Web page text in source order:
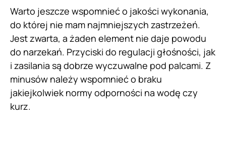
Warto jeszcze wspomnieć o jakości wykonania,
do której nie mam najmniejszych zastrzeżeń.
Jest zwarta, a żaden element nie daje powodu
do narzekań. Przyciski do regulacji głośności, jak
i zasilania są dobrze wyczuwalne pod palcami. Z
minusów należy wspomnieć o braku
jakiejkolwiek normy odporności na wodę czy
kurz.